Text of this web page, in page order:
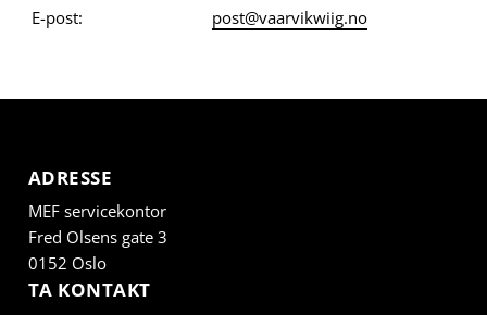
E-post:
post@vaarvikwiig.no
ADRESSE
MEF servicekontor
Fred Olsens gate 3
0152 Oslo
TA KONTAKT